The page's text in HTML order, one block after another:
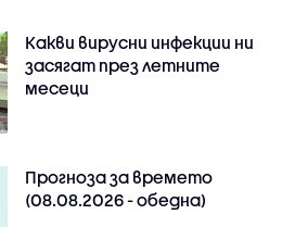
Какви вирусни инфекции ни
засягат през летните
месеци
Прогноза за времето
(08.08.2026 - обедна)